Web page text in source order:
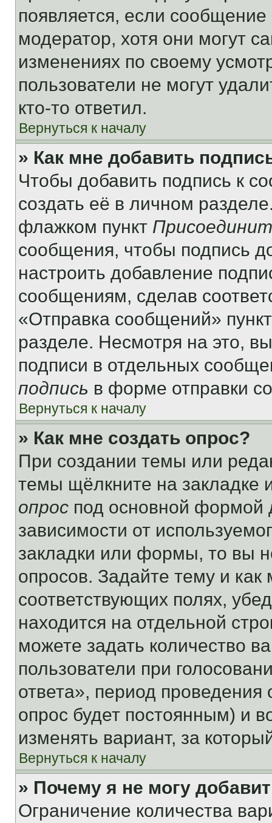
появляется, если
модератор, хотя они могут
изменениях по своему
пользователи не могут
кто-то ответил.
Вернуться к началу
» Как мне добавить
Чтобы добавить подпись к
создать её в личном
флажком пункт
сообщения, чтобы подпись
настроить добавление
сообщениям, сделав
«Отправка сообщений»
разделе. Несмотря на это,
подписи в отдельных
подпись в форме отправки
Вернуться к началу
» Как мне создать опрос?
При создании темы или
темы щёлкните на
опрос под основной формой
зависимости от
закладки или формы, то вы
опросов. Задайте тему и
соответствующих полях,
находится на отдельной
можете задать количество
пользователи при
ответа», период проведения
опрос будет постоянным) и
изменять вариант, за
Вернуться к началу
» Почему я не могу
Ограничение количества